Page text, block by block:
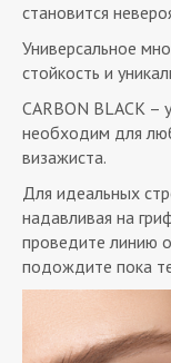
становится
Универсальное
стойкость и
CARBON BLACK –
необходим для
визажиста.
Для идеальных
надавливая на
проведите линию
подождите пока